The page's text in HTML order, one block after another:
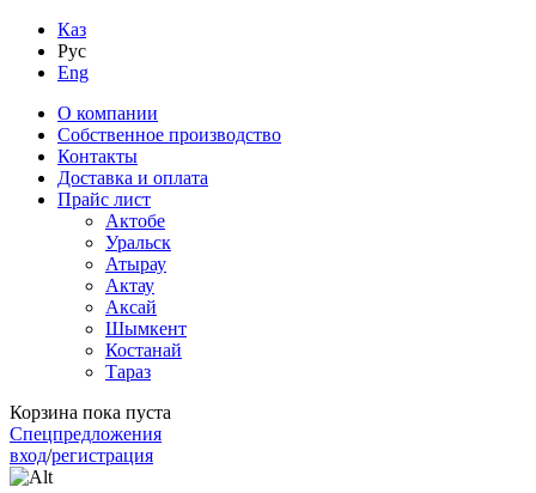
Каз
Рус
Eng
О компании
Собственное производство
Контакты
Доставка и оплата
Прайс лист
Актобе
Уральск
Атырау
Актау
Аксай
Шымкент
Костанай
Тараз
Корзина пока пуста
Спецпредложения
вход/регистрация